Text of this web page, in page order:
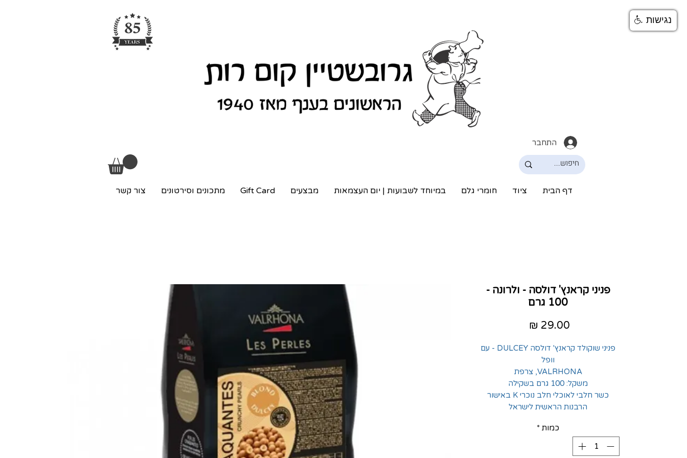
התחבר
דף הבית ציוד חומרי גלם במיוחד לשבועות | יום העצמאות מבצעים Gift Card מתכונים וסירטונים צור קשר
פניני קראנץ' דולסה - ולרונה -
100 גרם
פניני שוקולד קראנץ' דולסה DULCEY - עם
וופל
VALRHONA, צרפת
משקל: 100 גרם בשקילה
כשר חלבי לאוכלי חלב נוכרי K באישור
הרבנות הראשית לישראל
כמות *
נגישות